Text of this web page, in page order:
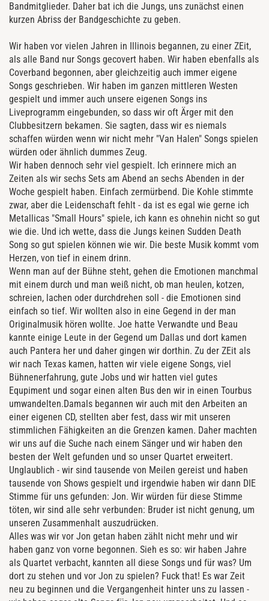
Bandmitglieder. Daher bat ich die Jungs, uns zunächst einen
kurzen Abriss der Bandgeschichte zu geben.
Wir haben vor vielen Jahren in Illinois begannen, zu einer ZEit,
als alle Band nur Songs gecovert haben. Wir haben ebenfalls als
Coverband begonnen, aber gleichzeitig auch immer eigene
Songs geschrieben. Wir haben im ganzen mittleren Westen
gespielt und immer auch unsere eigenen Songs ins
Liveprogramm eingebunden, so dass wir oft Ärger mit den
Clubbesitzern bekamen. Sie sagten, dass wir es niemals
schaffen würden wenn wir nicht mehr "Van Halen" Songs spielen
würden oder ähnlich dummes Zeug.
Wir haben dennoch sehr viel gespielt. Ich erinnere mich an
Zeiten als wir sechs Sets am Abend an sechs Abenden in der
Woche gespielt haben. Einfach zermürbend. Die Kohle stimmte
zwar, aber die Leidenschaft fehlt - da ist es egal wie gerne ich
Metallicas "Small Hours" spiele, ich kann es ohnehin nicht so gut
wie die. Und ich wette, dass die Jungs keinen Sudden Death
Song so gut spielen können wie wir. Die beste Musik kommt vom
Herzen, von tief in einem drinn.
Wenn man auf der Bühne steht, gehen die Emotionen manchmal
mit einem durch und man weiß nicht, ob man heulen, kotzen,
schreien, lachen oder durchdrehen soll - die Emotionen sind
einfach so tief. Wir wollten also in eine Gegend in der man
Originalmusik hören wollte. Joe hatte Verwandte und Beau
kannte einige Leute in der Gegend um Dallas und dort kamen
auch Pantera her und daher gingen wir dorthin. Zu der ZEit als
wir nach Texas kamen, hatten wir viele eigene Songs, viel
Bühnenerfahrung, gute Jobs und wir hatten viel gutes
Equpiment und sogar einen alten Bus den wir in einen Tourbus
umwandelten.Damals begannen wir auch mit den Arbeiten an
einer eigenen CD, stellten aber fest, dass wir mit unseren
stimmlichen Fähigkeiten an die Grenzen kamen. Daher machten
wir uns auf die Suche nach einem Sänger und wir haben den
besten der Welt gefunden und so unser Quartet erweitert.
Unglaublich - wir sind tausende von Meilen gereist und haben
tausende von Shows gespielt und irgendwie haben wir dann DIE
Stimme für uns gefunden: Jon. Wir würden für diese Stimme
töten, wir sind alle sehr verbunden: Bruder ist nicht genung, um
unseren Zusammenhalt auszudrücken.
Alles was wir vor Jon getan haben zählt nicht mehr und wir
haben ganz von vorne begonnen. Sieh es so: wir haben Jahre
als Quartet verbacht, kannten all diese Songs und für was? Um
dort zu stehen und vor Jon zu spielen? Fuck that! Es war Zeit
neu zu beginnen und die Vergangenheit hinter uns zu lassen -